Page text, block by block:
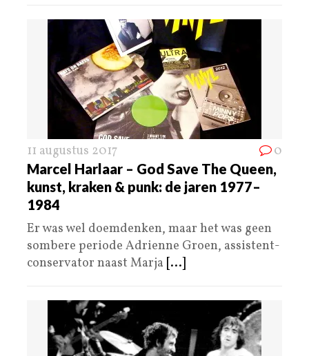
11 augustus 2017 0
Marcel Harlaar – God Save The Queen,
kunst, kraken & punk: de jaren 1977–
1984
Er was wel doemdenken, maar het was geen
sombere periode Adrienne Groen, assistent-
conservator naast Marja [...]